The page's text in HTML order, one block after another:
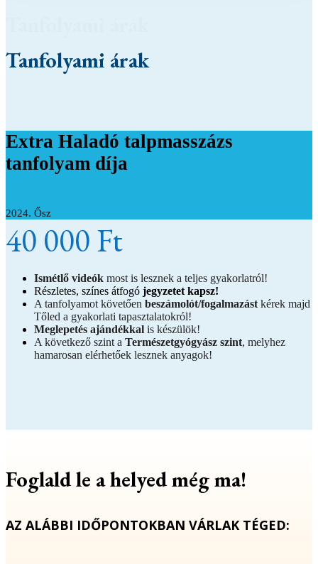
Tanfolyami árak
Extra Haladó talpmasszázs
tanfolyam díja
2024. Ősz
40 000 Ft
Ismétlő videók most is lesznek a teljes gyakorlatról!
Részletes, színes átfogó jegyzetet kapsz!
A tanfolyamot követően beszámolót/fogalmazást kérek majd
Tőled a gyakorlati tapasztalatokról!
Meglepetés ajándékkal is készülök!
A következő szint a Természetgyógyász szint, melyhez
hamarosan elérhetőek lesznek anyagok!
Foglald le a helyed még ma!
AZ ALÁBBI IDŐPONTOKBAN VÁRLAK TÉGED: